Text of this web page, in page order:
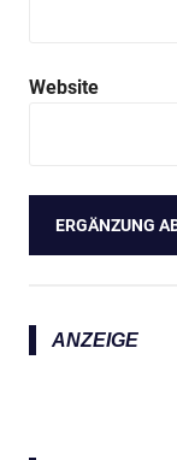
Website
ANZEIGE